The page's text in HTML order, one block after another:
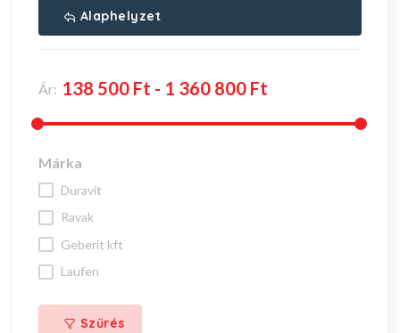
Alaphelyzet
Ár:
Márka
duravit
ravak
geberit kft
laufen
Szűrés